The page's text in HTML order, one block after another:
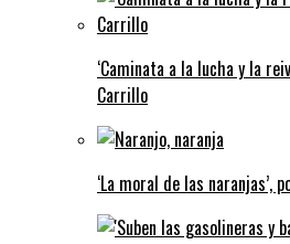
‘Caminata a la lucha y la
Carrillo
‘La moral de las naranjas’,